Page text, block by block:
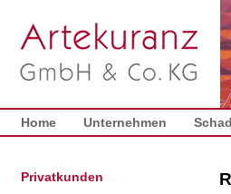
Home Unternehmen
Privatkunden